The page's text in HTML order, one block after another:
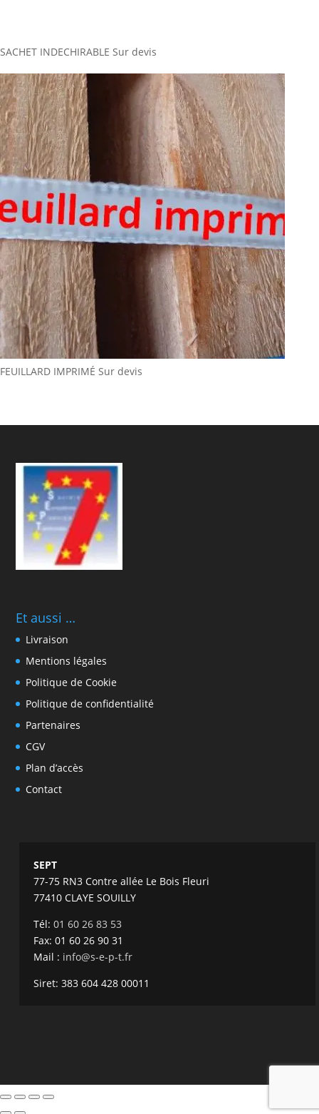
SACHET INDECHIRABLE Sur devis
FEUILLARD IMPRIMÉ Sur devis
Et aussi …
Livraison
Mentions légales
Politique de Cookie
Politique de confidentialité
Partenaires
CGV
Plan d’accès
Contact
SEPT
77-75 RN3 Contre allée Le Bois Fleuri
77410 CLAYE SOUILLY
Tél:01 60 26 83 53
Fax: 01 60 26 90 31
Mail : info@s-e-p-t.fr
Siret: 383 604 428 00011